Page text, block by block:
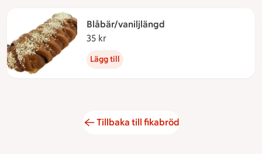
Blåbär/vaniljlängd
35 kr
Lägg till
Tillbaka till fikabröd